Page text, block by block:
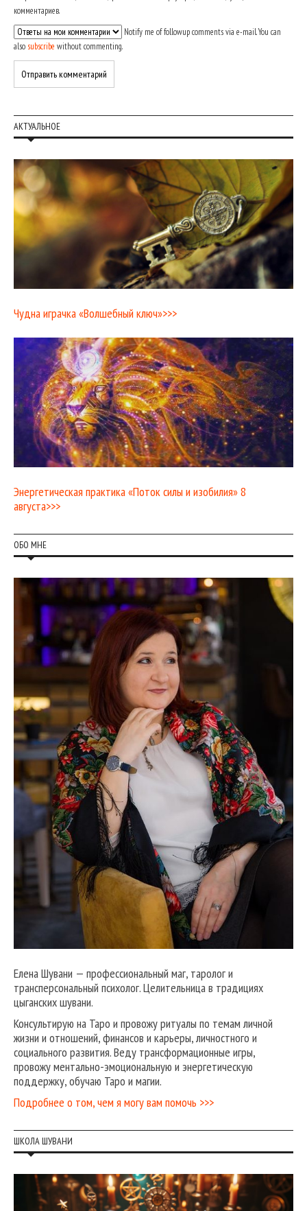
комментариев.
Notify me of followup comments via e-mail. You can
also subscribe without commenting.
АКТУАЛЬНОЕ
Чудна играчка «Волшебный ключ»>>>
Энергетическая практика «Поток силы и изобилия» 8
августа>>>
ОБО МНЕ
Елена Шувани — профессиональный маг, таролог и
трансперсональный психолог. Целительница в традициях
цыганских шувани.
Консультирую на Таро и провожу ритуалы по темам личной
жизни и отношений, финансов и карьеры, личностного и
социального развития. Веду трансформационные игры,
провожу ментально-эмоциональную и энергетическую
поддержку, обучаю Таро и магии.
Подробнее о том, чем я могу вам помочь >>>
ШКОЛА ШУВАНИ